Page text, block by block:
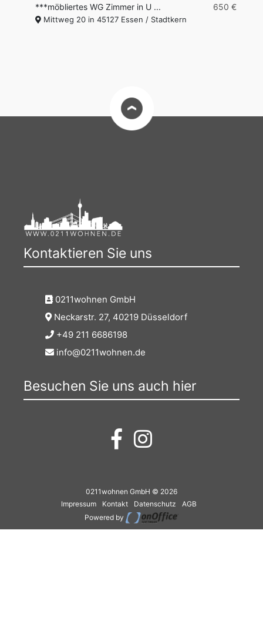
***möbliertes WG Zimmer in U ... 650 €
Mittweg 20 in 45127 Essen / Stadtkern
Kontaktieren Sie uns
0211wohnen GmbH
Neckarstr. 27, 40219 Düsseldorf
+49 211 6686198
info@0211wohnen.de
Besuchen Sie uns auch hier
0211wohnen GmbH © 2026
Impressum
Kontakt Datenschutz
AGB
Powered by